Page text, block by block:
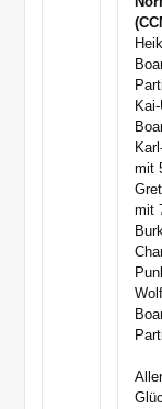
mit
mit